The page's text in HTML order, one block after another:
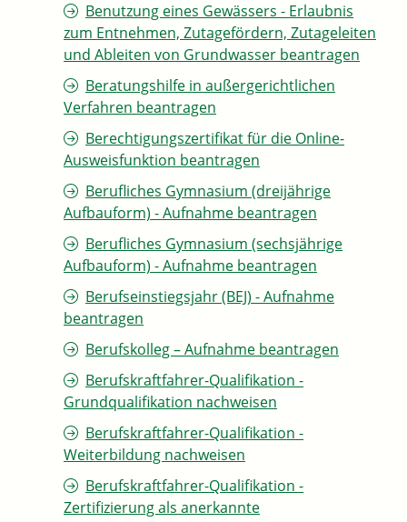
Benutzung eines Gewässers - Erlaubnis
zum Entnehmen, Zutagefördern, Zutageleiten
und Ableiten von Grundwasser beantragen
Beratungshilfe in außergerichtlichen
Verfahren beantragen
Berechtigungszertifikat für die Online-
Ausweisfunktion beantragen
Berufliches Gymnasium (dreijährige
Aufbauform) - Aufnahme beantragen
Berufliches Gymnasium (sechsjährige
Aufbauform) - Aufnahme beantragen
Berufseinstiegsjahr (BEJ) - Aufnahme
beantragen
Berufskolleg – Aufnahme beantragen
Berufskraftfahrer-Qualifikation -
Grundqualifikation nachweisen
Berufskraftfahrer-Qualifikation -
Weiterbildung nachweisen
Berufskraftfahrer-Qualifikation -
Zertifizierung als anerkannte